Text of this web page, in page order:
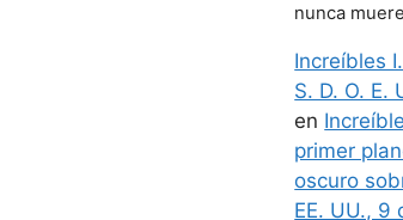
nunca
Increíbles
S. D. O. E.
en
primer
oscuro
EE. UU.,